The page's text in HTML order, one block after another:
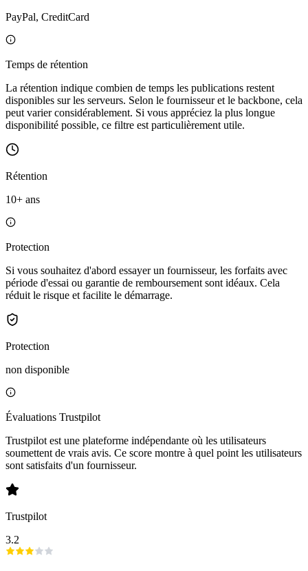
PayPal, CreditCard
Temps de rétention
La rétention indique combien de temps les publications restent
disponibles sur les serveurs. Selon le fournisseur et le backbone, cela
peut varier considérablement. Si vous appréciez la plus longue
disponibilité possible, ce filtre est particulièrement utile.
Rétention
10+ ans
Protection
Si vous souhaitez d'abord essayer un fournisseur, les forfaits avec
période d'essai ou garantie de remboursement sont idéaux. Cela
réduit le risque et facilite le démarrage.
Protection
non disponible
Évaluations Trustpilot
Trustpilot est une plateforme indépendante où les utilisateurs
soumettent de vrais avis. Ce score montre à quel point les utilisateurs
sont satisfaits d'un fournisseur.
Trustpilot
3.2